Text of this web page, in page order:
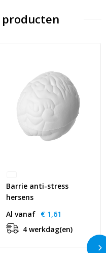
Barrie anti-stress
hersens
Al vanaf € 1,61
4 werkdag(en)